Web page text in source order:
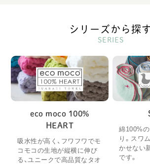
シリーズから探
SERIES
eco moco 100%
HEART
吸水性が高く、フワフワでモ
コモコの生地が縦横に伸び
る、ユニークで高品質なタオ
綿100%
り。スワ
かせない
です。